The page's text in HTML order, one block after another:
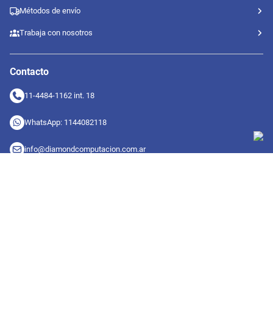
Métodos de envío
Trabaja con nosotros
Contacto
11-4484-1162 int. 18
WhatsApp: 1144082118
info@diamondcomputacion.com.ar